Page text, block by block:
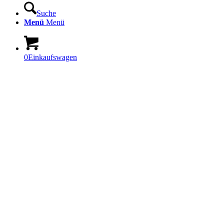
Suche
Menü Menü
0Einkaufswagen